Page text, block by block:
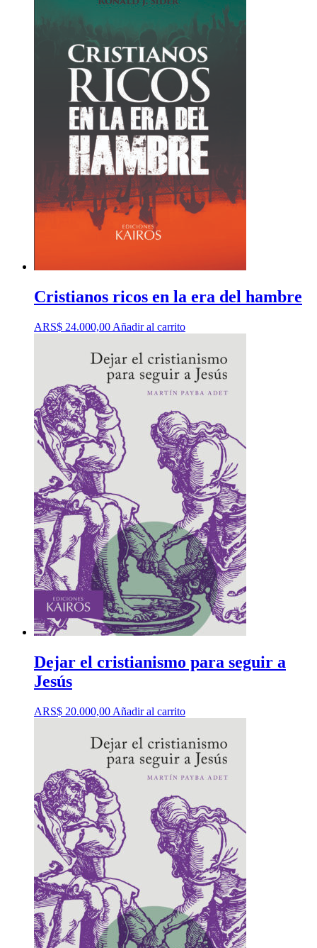
Cristianos ricos en la era del hambre
ARS$ 24.000,00 Añadir al carrito
Dejar el cristianismo para seguir a
Jesús
ARS$ 20.000,00 Añadir al carrito